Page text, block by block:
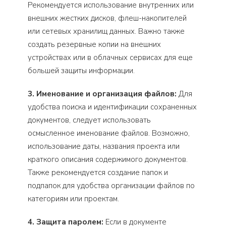
Рекомендуется использование внутренних или
внешних жестких дисков, флеш-накопителей
или сетевых хранилищ данных. Важно также
создать резервные копии на внешних
устройствах или в облачных сервисах для еще
большей защиты информации.
3. Именование и организация файлов: Для
удобства поиска и идентификации сохраненных
документов, следует использовать
осмысленное именование файлов. Возможно,
использование даты, названия проекта или
краткого описания содержимого документов.
Также рекомендуется создание папок и
подпапок для удобства организации файлов по
категориям или проектам.
4. Защита паролем: Если в документе